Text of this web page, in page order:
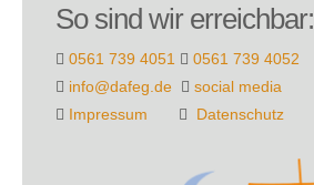
So sind wir erreichbar:
0561 739 4051
0561 739 4052
info@dafeg.de
social media
Impressum
Datenschutz